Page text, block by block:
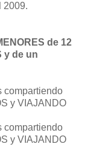
2009.
de 12
y de un
compartiendo
y VIAJANDO
compartiendo
y VIAJANDO